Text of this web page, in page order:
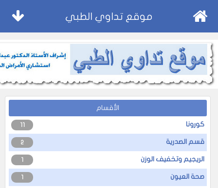
موقع تداوي الطبي
الأقسام
كورونا 11
قسم الصدرية 2
الريجيم وتخفيف الوزن 1
صحة العيون 1